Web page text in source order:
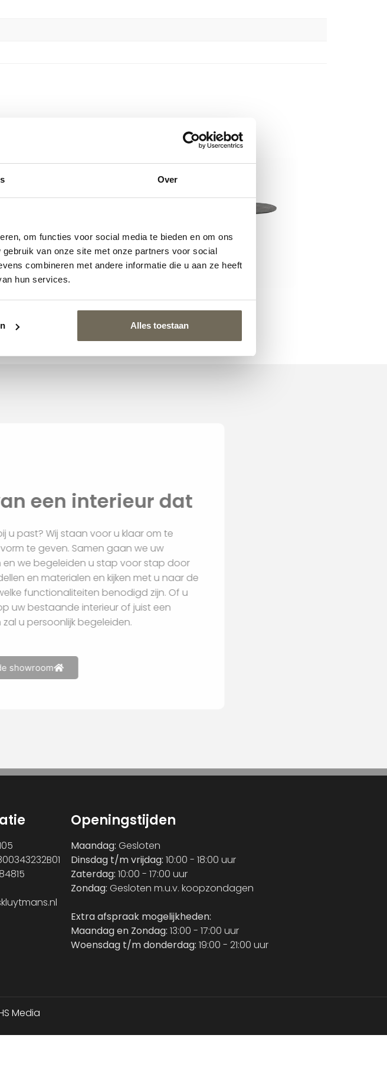
Over
om functies voor social media te bieden en om ons
van onze site met onze partners voor social
combineren met andere informatie die u aan ze heeft
hun services.
Alles toestaan
Leolux Flint 3-zits bank
Leolux Columna
vanaf
van een interieur dat
dat bij u past? Wij staan voor u klaar om te
vorm te geven. Samen gaan we uw
en we begeleiden u stap voor stap door
modellen en materialen en kijken met u naar de
en welke functionaliteiten benodigd zijn. Of u
op uw bestaande interieur of juist een
team zal u persoonlijk begeleiden.
langs in de showroom
Openingstijden
Maandag: Gesloten
Dinsdag t/m vrijdag: 10:00 - 18:00 uur
Zaterdag: 10:00 - 17:00 uur
Zondag: Gesloten m.u.v. koopzondagen
Extra afspraak mogelijkheden:
Maandag en Zondag: 13:00 - 17:00 uur
Woensdag t/m donderdag: 19:00 - 21:00 uur
Media